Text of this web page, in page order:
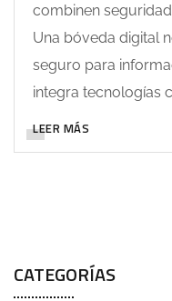
combinen
Una bóveda digital
seguro para
integra tecnologías
LEER MÁS
CATEGORÍAS